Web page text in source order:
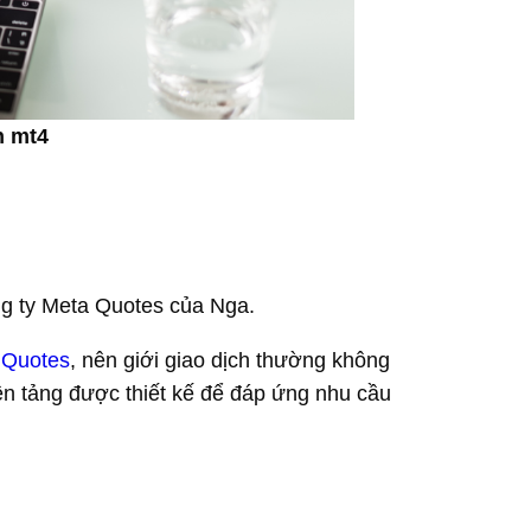
mt4
ty Meta Quotes của Nga.
, nên giới giao dịch thường không
tảng được thiết kế để đáp ứng nhu cầu